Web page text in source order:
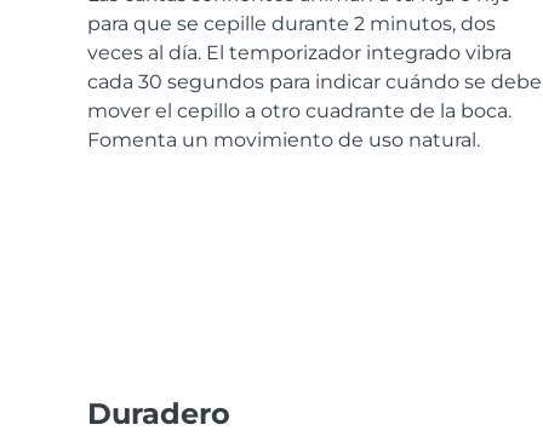
para que se cepille durante 2 minutos, dos
veces al día. El temporizador integrado vibra
cada 30 segundos para indicar cuándo se debe
mover el cepillo a otro cuadrante de la boca.
Fomenta un movimiento de uso natural.
Duradero
Cuidado de la piel KIWI™
Advanced pore care essentials
Serum
For healthy hair
issa™ Teeth Whitening Gel
18% PAP
Cosméticos
Hombres
ACERCA DE